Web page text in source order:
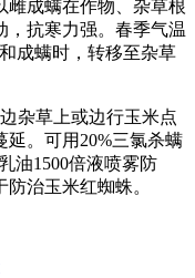
雌成螨在作物、杂草根
，抗寒力强。春季气温
成螨时，转移至杂草
杂草上或边行玉米点
延。可用20%三氯杀螨
油1500倍液喷雾防
治玉米红蜘蛛。